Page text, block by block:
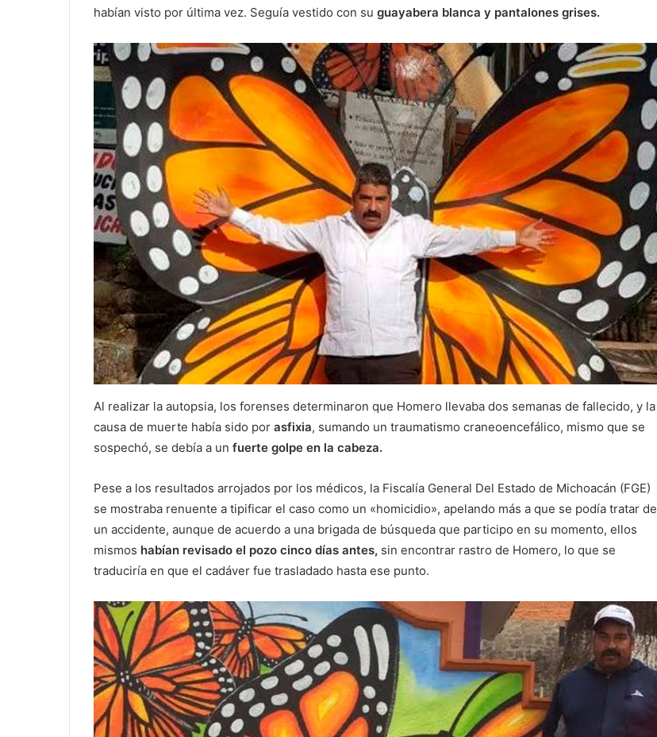
habían visto por última vez. Seguía vestido con su guayabera blanca y pantalones grises.
Al realizar la autopsia, los forenses determinaron que Homero llevaba dos semanas de fallecido, y la
causa de muerte había sido por asfixia, sumando un traumatismo craneoencefálico, mismo que se
sospechó, se debía a un fuerte golpe en la cabeza.
Pese a los resultados arrojados por los médicos, la Fiscalía General Del Estado de Michoacán (FGE)
se mostraba renuente a tipificar el caso como un «homicidio», apelando más a que se podía tratar de
un accidente, aunque de acuerdo a una brigada de búsqueda que participo en su momento, ellos
mismos habían revisado el pozo cinco días antes, sin encontrar rastro de Homero, lo que se
traduciría en que el cadáver fue trasladado hasta ese punto.